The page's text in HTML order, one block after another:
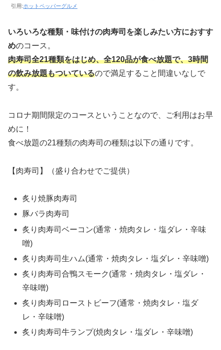
引用:ホットペッパーグルメ
いろいろな種類・味付けの肉寿司を楽しみたい方におすす
めのコース。
肉寿司全21種類をはじめ、全120品が食べ放題で、3時間
の飲み放題もついているので満足すること間違いなしで
す。
コロナ期間限定のコースということなので、ご利用はお早
めに！
食べ放題の21種類の肉寿司の種類は以下の通りです。
【肉寿司】（盛り合わせでご提供）
炙り焼豚肉寿司
豚バラ肉寿司
炙り肉寿司ベーコン(通常・焼肉タレ・塩ダレ・辛味
噌)
炙り肉寿司生ハム(通常・焼肉タレ・塩ダレ・辛味噌)
炙り肉寿司合鴨スモーク(通常・焼肉タレ・塩ダレ・
辛味噌)
炙り肉寿司ローストビーフ(通常・焼肉タレ・塩ダ
レ・辛味噌)
炙り肉寿司牛ランプ(焼肉タレ・塩ダレ・辛味噌)